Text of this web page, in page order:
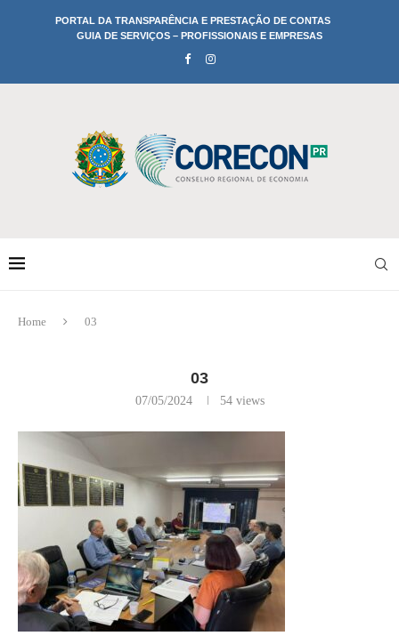
PORTAL DA TRANSPARÊNCIA E PRESTAÇÃO DE CONTAS
GUIA DE SERVIÇOS – PROFISSIONAIS E EMPRESAS
Home 03
03
07/05/2024 54views